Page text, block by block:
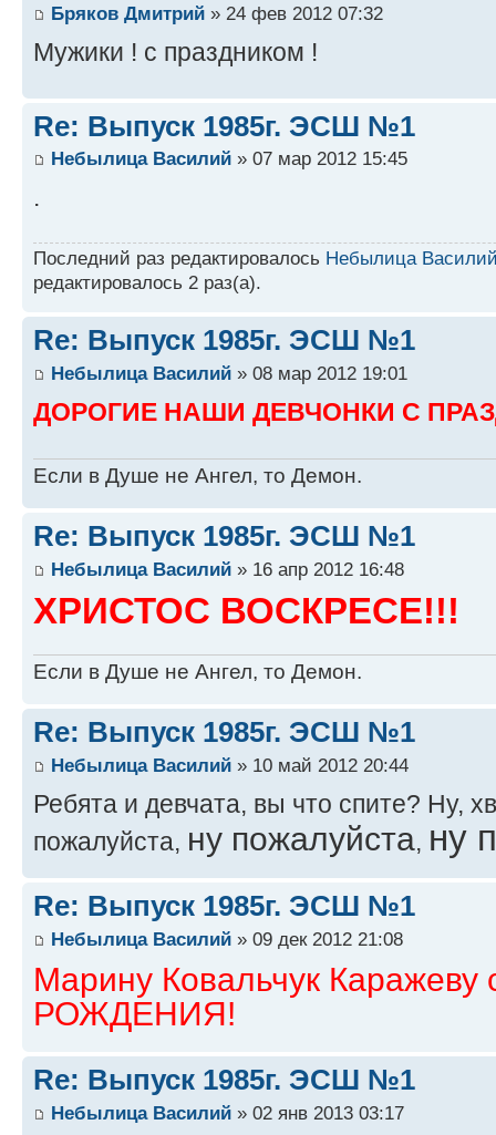
Бряков Дмитрий » 24 фев 2012 07:32
Мужики ! с праздником !
Re: Выпуск 1985г. ЭСШ №1
Небылица Василий » 07 мар 2012 15:45
.
Последний раз редактировалось Небылица
редактировалось 2 раз(а).
Re: Выпуск 1985г. ЭСШ №1
Небылица Василий » 08 мар 2012 19:01
ДОРОГИЕ НАШИ ДЕВЧОНКИ С
Если в Душе не Ангел, то Демон.
Re: Выпуск 1985г. ЭСШ №1
Небылица Василий » 16 апр 2012 16:48
ХРИСТОС ВОСКРЕСЕ!!!
Если в Душе не Ангел, то Демон.
Re: Выпуск 1985г. ЭСШ №1
Небылица Василий » 10 май 2012 20:44
Ребята и девчата, вы что спите? Ну,
пожалуйста, ну пожалуйста, ну
Re: Выпуск 1985г. ЭСШ №1
Небылица Василий » 09 дек 2012 21:08
Марину Ковальчук
РОЖДЕНИЯ!
Re: Выпуск 1985г. ЭСШ №1
Небылица Василий » 02 янв 2013 03:17